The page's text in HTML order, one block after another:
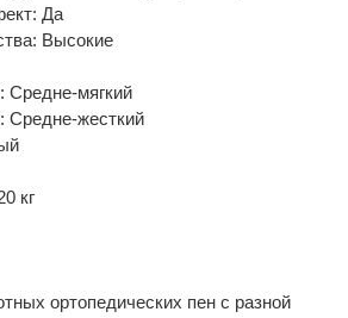
Да
Высокие
Средне-мягкий
Средне-жесткий
кг
ортопедических пен с разной